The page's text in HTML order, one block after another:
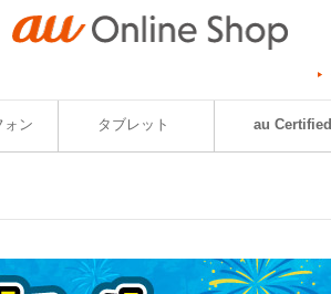
ォン タブレット au Certified